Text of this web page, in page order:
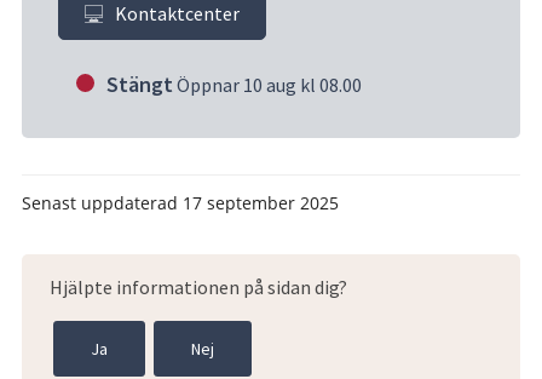
Kontaktcenter
Stängt Öppnar 10 aug kl 08.00
Senast uppdaterad 17 september 2025
Hjälpte informationen på sidan dig?
Ja Nej